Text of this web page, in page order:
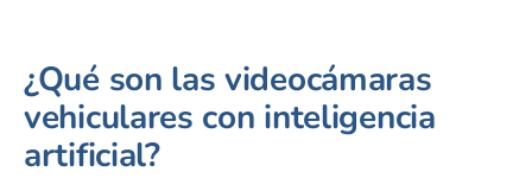
¿Qué son las videocámaras
vehiculares con inteligencia
artificial?